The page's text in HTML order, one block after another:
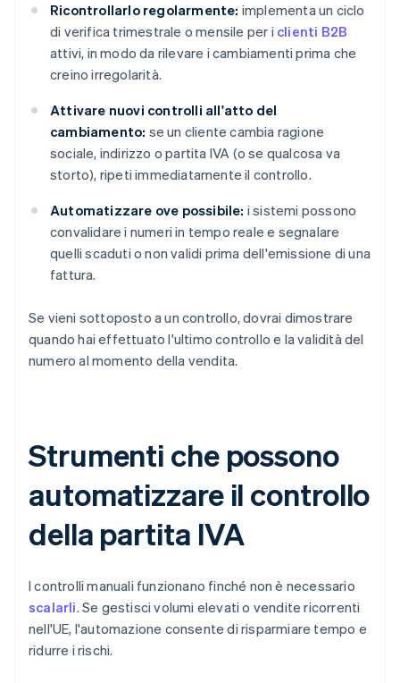
Ricontrollarlo regolarmente: implementa un ciclo
di verifica trimestrale o mensile per i clienti B2B
attivi, in modo da rilevare i cambiamenti prima che
creino irregolarità.
Attivare nuovi controlli all'atto del
cambiamento: se un cliente cambia ragione
sociale, indirizzo o partita IVA (o se qualcosa va
storto), ripeti immediatamente il controllo.
Automatizzare ove possibile: i sistemi possono
convalidare i numeri in tempo reale e segnalare
quelli scaduti o non validi prima dell'emissione di una
fattura.
Se vieni sottoposto a un controllo, dovrai dimostrare
quando hai effettuato l'ultimo controllo e la validità del
numero al momento della vendita.
Strumenti che possono
automatizzare il controllo
della partita IVA
I controlli manuali funzionano finché non è necessario
scalarli. Se gestisci volumi elevati o vendite ricorrenti
nell'UE, l'automazione consente di risparmiare tempo e
ridurre i rischi.